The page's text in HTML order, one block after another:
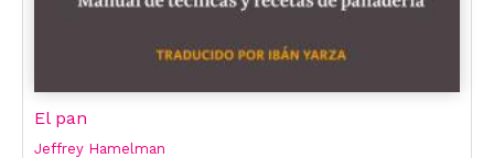
El pan
Jeffrey Hamelman